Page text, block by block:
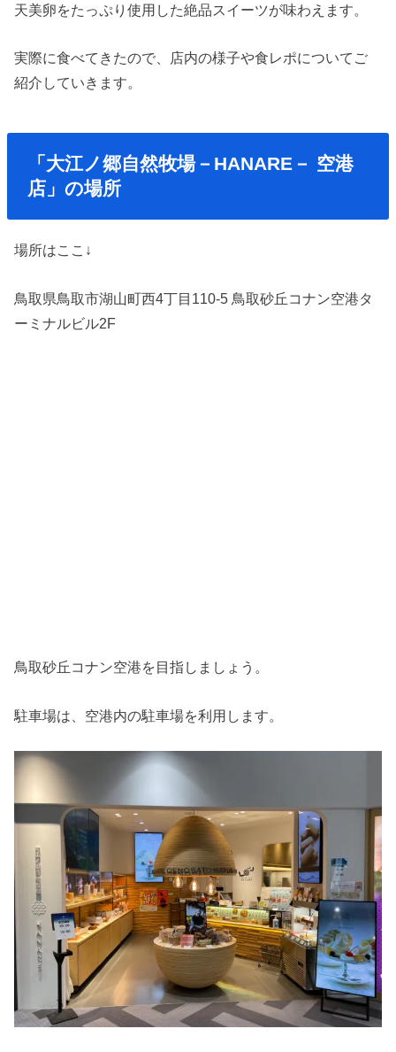
天美卵をたっぷり使用した絶品スイーツが味わえます。
実際に食べてきたので、店内の様子や食レポについてご
紹介していきます。
「大江ノ郷自然牧場－HANARE－ 空港
店」の場所
場所はここ↓
鳥取県鳥取市湖山町西4丁目110-5 鳥取砂丘コナン空港タ
ーミナルビル2F
鳥取砂丘コナン空港を目指しましょう。
駐車場は、空港内の駐車場を利用します。